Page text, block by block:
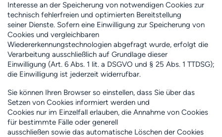
Interesse an der Speicherung von notwendigen Cookies zur
technisch fehlerfreien und optimierten Bereitstellung
seiner Dienste. Sofern eine Einwilligung zur Speicherung von
Cookies und vergleichbaren
Wiedererkennungstechnologien abgefragt wurde, erfolgt die
Verarbeitung ausschließlich auf Grundlage dieser
Einwilligung (Art. 6 Abs. 1 lit. a DSGVO und § 25 Abs. 1 TTDSG);
die Einwilligung ist jederzeit widerrufbar.
Sie können Ihren Browser so einstellen, dass Sie über das
Setzen von Cookies informiert werden und
Cookies nur im Einzelfall erlauben, die Annahme von Cookies
für bestimmte Fälle oder generell
ausschließen sowie das automatische Löschen der Cookies